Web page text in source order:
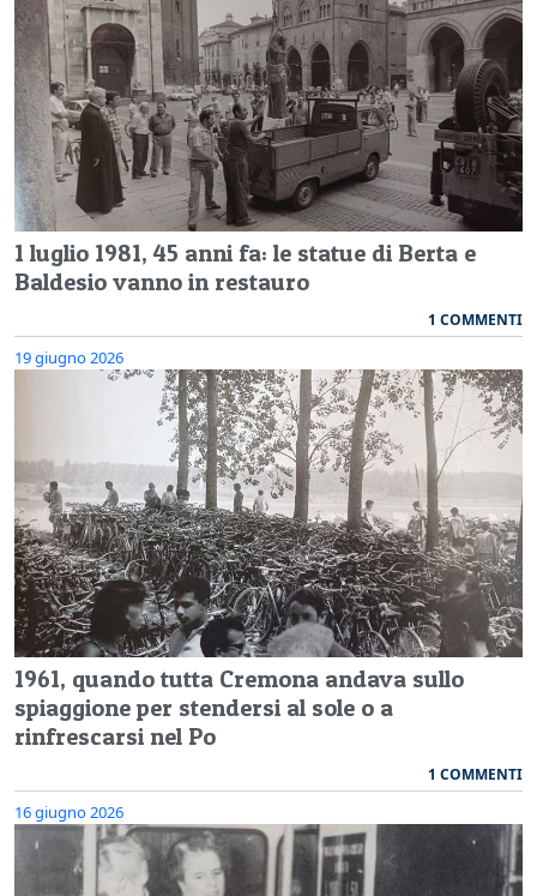
1 luglio 1981, 45 anni fa: le statue di Berta e
Baldesio vanno in restauro
1 COMMENTI
19 giugno 2026
1961, quando tutta Cremona andava sullo
spiaggione per stendersi al sole o a
rinfrescarsi nel Po
1 COMMENTI
16 giugno 2026